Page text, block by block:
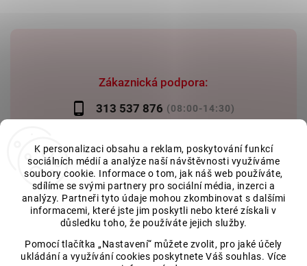
K personalizaci obsahu a reklam, poskytování funkcí
sociálních médií a analýze naší návštěvnosti využíváme
soubory cookie. Informace o tom, jak náš web používáte,
sdílíme se svými partnery pro sociální média, inzerci a
analýzy. Partneři tyto údaje mohou zkombinovat s dalšími
informacemi, které jste jim poskytli nebo které získali v
důsledku toho, že používáte jejich služby.
Pomocí tlačítka „Nastavení“ můžete zvolit, pro jaké účely
ukládání a využívání cookies poskytnete Váš souhlas. Více
Zákaznická podpora:
313 537 876 (08:00-14:30)
Spravuje
Pohání Shoptet
Copyright 2026Řeznictví a uzenářství Hendrich. Všechna práva
vyhrazena.